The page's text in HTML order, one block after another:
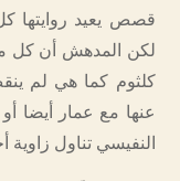
قصص يعيد روايتها
لكن المدهش أن كل
كلثوم كما هي لم
عنها مع عمار أيضا
النفيسي تناول